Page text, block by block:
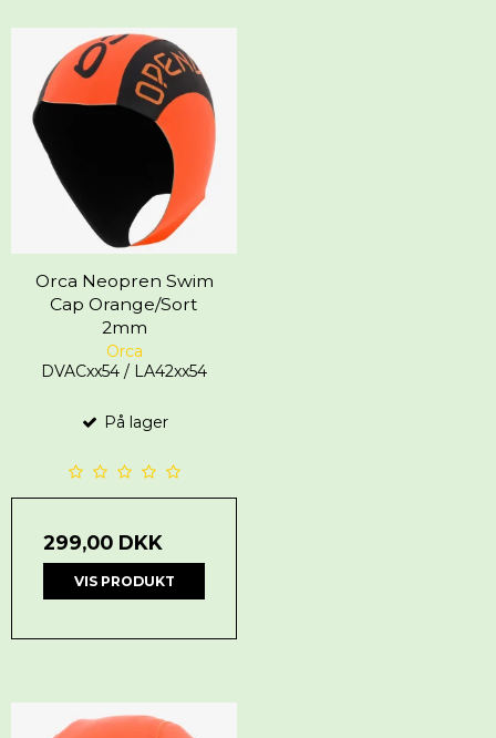
Orca Neopren Swim
Cap Orange/Sort
2mm
Orca
DVACxx54 / LA42xx54
På lager
299,00 DKK
VIS PRODUKT